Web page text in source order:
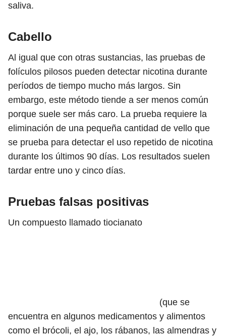
saliva.
Cabello
Al igual que con otras sustancias, las pruebas de
folículos pilosos pueden detectar nicotina durante
períodos de tiempo mucho más largos. Sin
embargo, este método tiende a ser menos común
porque suele ser más caro. La prueba requiere la
eliminación de una pequeña cantidad de vello que
se prueba para detectar el uso repetido de nicotina
durante los últimos 90 días. Los resultados suelen
tardar entre uno y cinco días.
Pruebas falsas positivas
Un compuesto llamado tiocianato
(que se
encuentra en algunos medicamentos y alimentos
como el brócoli, el ajo, los rábanos, las almendras y